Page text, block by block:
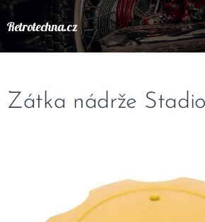
Retrotechna.cz
Zátka nádrže